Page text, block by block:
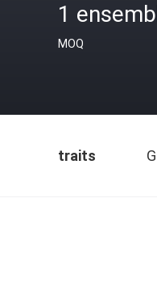
1
MOQ
traits